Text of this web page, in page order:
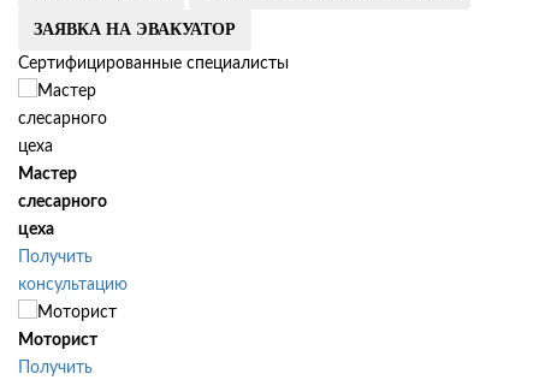
ЗАЯВКА НА ЭВАКУАТОР
Сертифицированные специалисты
Мастер
слесарного
цеха
Получить
консультацию
Моторист
Получить